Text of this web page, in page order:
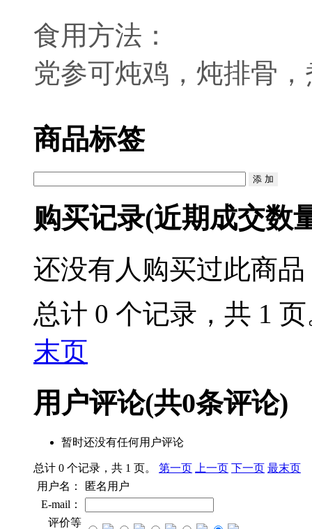
食用方法：
党参可炖鸡，炖排骨
商品标签
购买记录(近期成交数
还没有人购买过此商品
总计 0 个记录，共 1
末页
用户评论(共0条评论)
暂时还没有任何用户评论
总计 0 个记录，共 1 页。 第一页 上一页 下一页 最末页
用户名：
匿名用户
E-mail：
评价等